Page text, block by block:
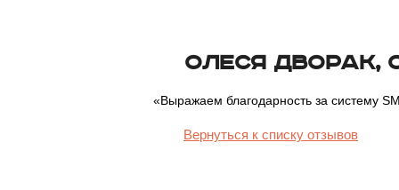
Олеся Дворак,
«Выражаем благодарность за систему
Вернуться к списку отзывов